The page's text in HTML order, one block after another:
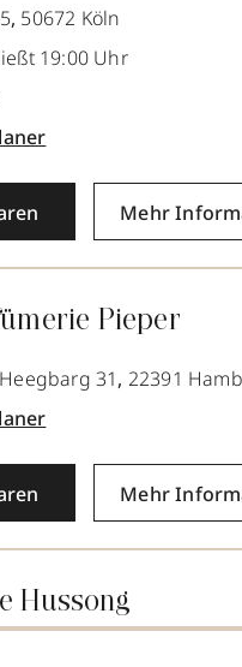
, 50672 Köln
19:00 Uhr
Mehr
Pieper
31, 22391
Mehr
Hussong